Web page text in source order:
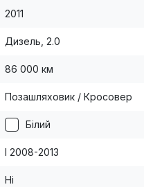
двигателя -дневные
там же.
2011
Дизель, 2.0
86 000 км
Позашляховик / Кросовер
Білий
I 2008-2013
Ні